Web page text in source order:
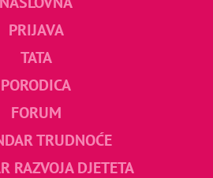
PRIJAVA
TATA
PORODICA
FORUM
TRUDNOĆE
RAZVOJA DJETETA